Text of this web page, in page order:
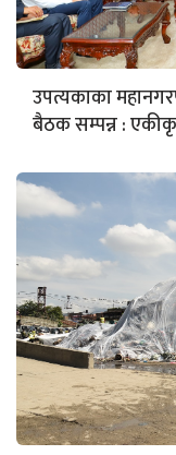
उपत्यकाका
बैठक सम्पन्न :